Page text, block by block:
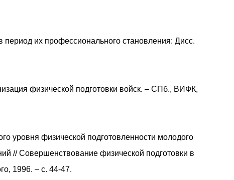
их профессионального становления: Дисс.
физической подготовки войск. – СПб., ВИФК,
уровня физической подготовленности молодого
// Совершенствование физической подготовки в
1996. – с. 44-47.